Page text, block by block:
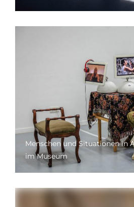
Menschen und Situationen in
im Museum